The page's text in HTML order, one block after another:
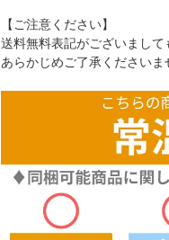
【ご注意ください】
送料無料表記がございまし
あらかじめご了承くださいま